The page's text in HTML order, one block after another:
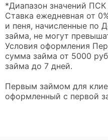
*Диапазон значений
Ставка ежедневная от
и пеня, начисленные по
займа, не могут
Условия оформления
сумма займа от 5000
займа до 7 дней.
Первым займом для
оформленный с первой